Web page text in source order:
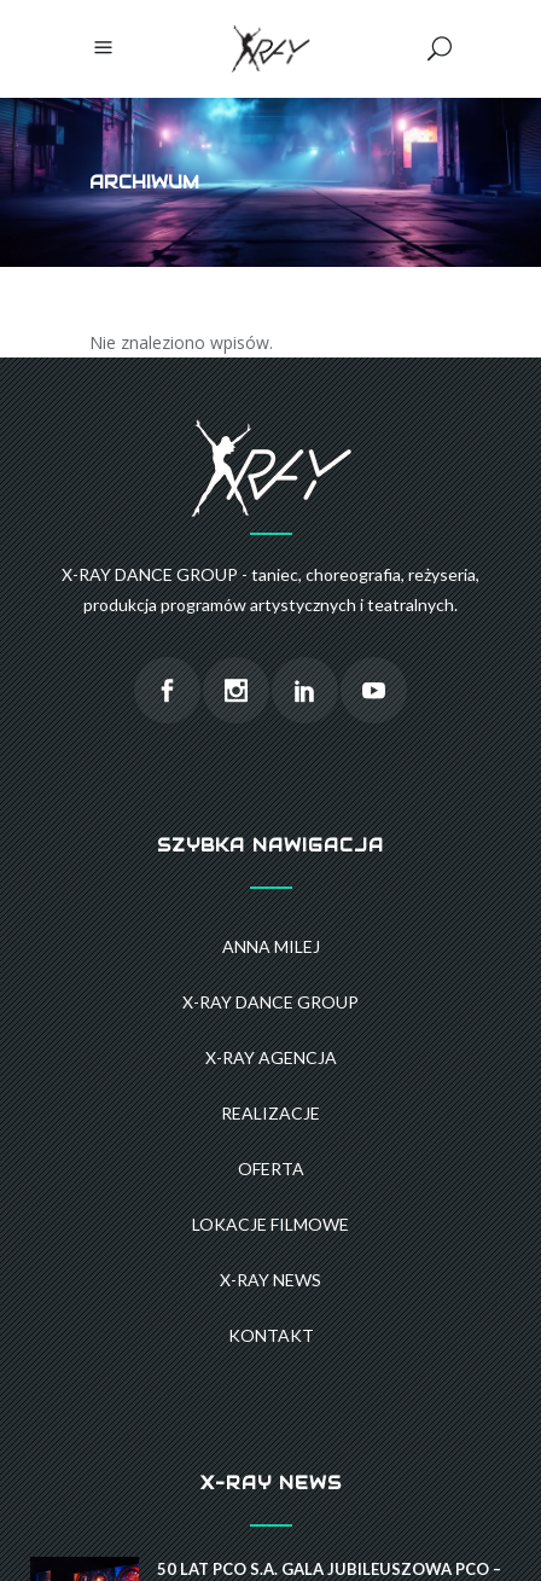
ARCHIWUM
Nie znaleziono wpisów.
X-RAY DANCE GROUP - taniec, choreografia, reżyseria,
produkcja programów artystycznych i teatralnych.
SZYBKA NAWIGACJA
ANNA MILEJ
X-RAY DANCE GROUP
X-RAY AGENCJA
REALIZACJE
OFERTA
LOKACJE FILMOWE
X-RAY NEWS
KONTAKT
X-RAY NEWS
50 LAT PCO S.A. GALA JUBILEUSZOWA PCO –